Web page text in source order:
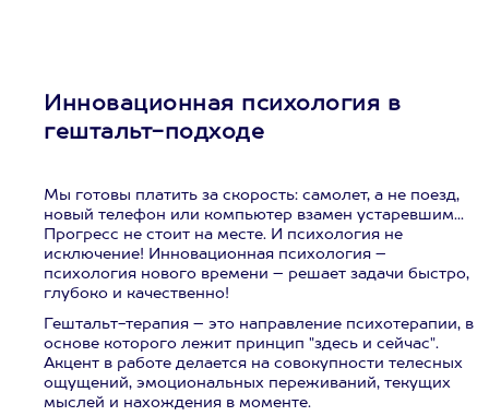
Инновационная психология в
гештальт-подходе
Мы готовы платить за скорость: самолет, а не поезд,
новый телефон или компьютер взамен устаревшим...
Прогресс не стоит на месте. И психология не
исключение! Инновационная психология –
психология нового времени – решает задачи быстро,
глубоко и качественно!
Гештальт-терапия – это направление психотерапии, в
основе которого лежит принцип "здесь и сейчас".
Акцент в работе делается на совокупности телесных
ощущений, эмоциональных переживаний, текущих
мыслей и нахождения в моменте.